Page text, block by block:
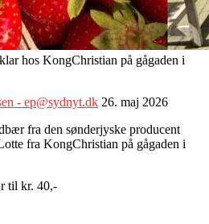
hos KongChristian på gågaden i
- ep@sydnyt.dk 26. maj 2026
fra den sønderjyske producent
fra KongChristian på gågaden i
til kr. 40,-